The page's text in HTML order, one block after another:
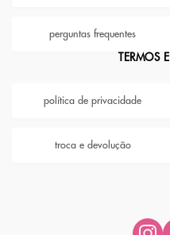
perguntas frequentes
TERMOS
política de privacidade
troca e devolução